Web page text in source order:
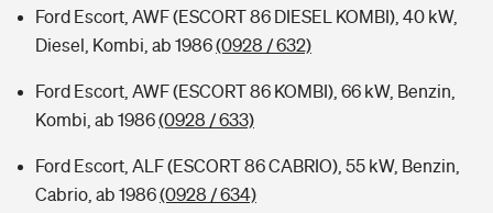
Ford Escort, AWF (ESCORT 86 DIESEL KOMBI), 40 kW,
Diesel, Kombi, ab 1986(0928 / 632)
Ford Escort, AWF (ESCORT 86 KOMBI), 66 kW, Benzin,
Kombi, ab 1986(0928 / 633)
Ford Escort, ALF (ESCORT 86 CABRIO), 55 kW, Benzin,
Cabrio, ab 1986(0928 / 634)